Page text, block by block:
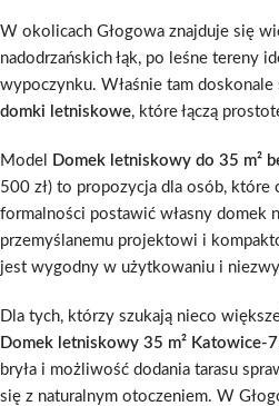
W okolicach Głogowa znajduje się
nadodrzańskich łąk, po leśne tereny
wypoczynku. Właśnie tam doskonale
domki letniskowe, które łączą
Model Domek letniskowy do 35 m²
500 zł) to propozycja dla osób, które
formalności postawić własny domek
przemyślanemu projektowi i
jest wygodny w użytkowaniu i
Dla tych, którzy szukają nieco
Domek letniskowy 35 m² Katowice-
bryła i możliwość dodania tarasu
się z naturalnym otoczeniem. W